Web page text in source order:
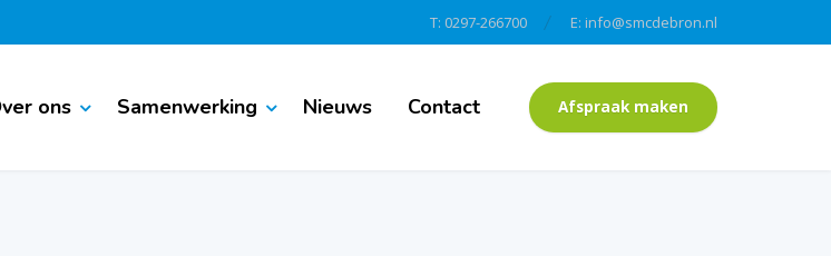
T: 0297-266700 E: info@smcdebron.nl
ons Samenwerking Nieuws Contact Afspraak maken